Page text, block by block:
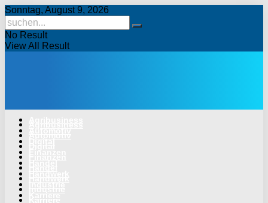
Sonntag, August 9, 2026
No Result
View All Result